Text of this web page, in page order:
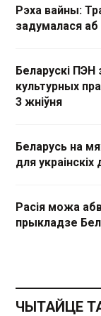
Рэха вайны:
задумалася
Беларускі ПЭН
культурных
3 жніўня
Беларусь на
для украінскіх
Расія можа
прыкладзе
ЧЫТАЙЦЕ